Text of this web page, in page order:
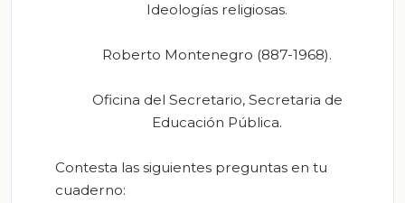
Ideologías religiosas.
Roberto Montenegro (887-1968).
Oficina del Secretario, Secretaria de
Educación Pública.
Contesta las siguientes preguntas en tu
cuaderno: